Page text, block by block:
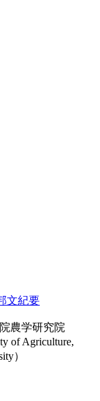
文紀要
農学研究院
of Agriculture,
）